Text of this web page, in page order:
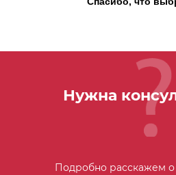
Нужна
Подробно расскажем о